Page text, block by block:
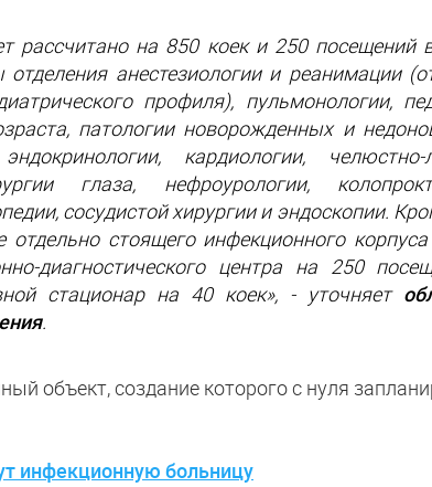
рассчитано на 850 коек и 250 посещений
анестезиологии и реанимации
профиля), пульмонологии,
патологии новорожденных и
кардиологии, челюстно-
глаза, нефроурологии,
сосудистой хирургии и эндоскопии.
отдельно стоящего инфекционного
диагностического центра на 250
стационар на 40 коек», - уточняет
.
объект, создание которого с нуля
инфекционную больницу